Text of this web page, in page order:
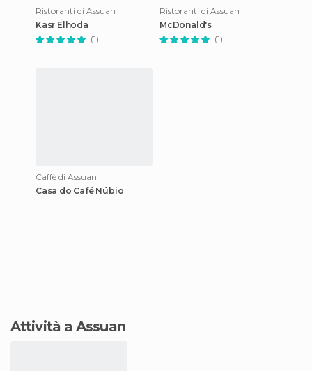
Ristoranti di Assuan
Kasr Elhoda
(1)
Ristoranti di Assuan
McDonald's
(1)
Caffè di Assuan
Casa do Café Núbio
Attività a Assuan